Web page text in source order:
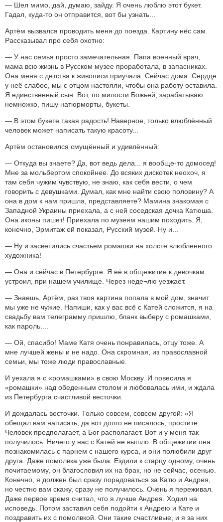
— Шел мимо, дай, думаю, зайду. Я очень люблю этот букет.
Гадал, куда-то он отправится, вот бы узнать...
Артём вызвался проводить меня до поезда. Картину нёс сам.
Рассказывал про себя охотно:
— У нас семья просто замечательная. Папа военный врач,
мама всю жизнь в Русском музее проработала, в запасниках.
Она меня с детства к живописи приучала. Сейчас дома. Сердце
у неё слабое, мы с отцом настояли, чтобы она работу оставила.
Я единственный сын. Вот, по милости Божьей, зарабатываю
немножко, пишу натюрморты, букеты.
— В этом букете такая радость! Наверное, только влюблённый
человек может написать такую красоту...
Артём остановился смущённый и удивлённый:
— Откуда вы знаете? Да, вот ведь дела... я вообще-то домосед!
Мне за мольбертом спокойнее. До всяких дискотек неохоч, я
там себя чужим чувствую, не знаю, как себя вести, о чем
говорить с девушками. Думал, как мне найти свою половину? А
она в дом к нам пришла, представляете? Мамина знакомая с
Западной Украины приехала, а с ней соседская дочка Катюша.
Она иконы пишет! Приехала по музеям нашим походить. Я,
конечно, Эрмитаж ей показал, Русский музей. Ну и...
— Ну и засветились счастьем ромашки на холсте влюбленного
художника!
— Она и сейчас в Петербурге. Я её в общежитие к девочкам
устроил, при нашем училище. Через неде¬лю уезжает.
— Знаешь, Артём, раз твоя картина попала в мой дом, значит
мы уже не чужие. Напиши, как у вас всё с Катей сложится, я на
свадьбу вам телеграмму пришлю, бланк выберу с ромашками,
как пароль....
— Ой, спасибо! Маме Катя очень понравилась, отцу тоже. А
мне лучшей жены и не надо. Она скромная, из православной
семьи, мы тоже люди православные.
И уехала я с «ромашками» в свою Москву. И повесила я
«ромашки» над обеденным столом и любовалась ими, и ждала
из Петербурга счастливой весточки.
И дождалась весточки. Только совсем, совсем другой: «Я
обещал вам написать, да вот долго не писалось, простите.
Человек предполагает, а Бог располагает. Вот и у меня так
получилось. Ничего у нас с Катей не вышло. В общежитии она
познакомилась с парнем с нашего курса, и они полюбили друг
друга. Даже помолвка уже была. Ездили к старцу одному, очень
почитаемому, он благословил их на брак, но не сейчас, осенью.
Конечно, я должен был сразу порадоваться за Катю и Андрея,
но честно вам скажу, сразу не получилось. Очень я переживал.
Даже первое время считал, что я лучше Андрея. Ходил на
исповедь. Потом заставил себя подойти к Андрею и Кате и
поздравить их с помолвкой. Они такие счастливые, и я за них